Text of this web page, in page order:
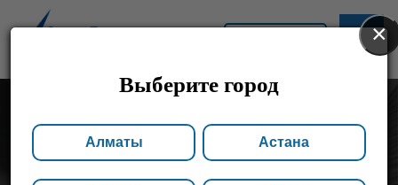
×
Выберите город
Алматы Астана